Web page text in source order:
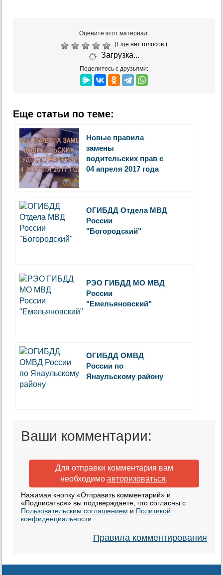
Оцените этот материал:
(Еще нет голосов.)
Загрузка...
Поделитесь с друзьями:
Еще статьи по теме:
Новые правила
замены
водительских прав с
04 апреля 2017 года
ОГИБДД Отдела МВД
России
"Богородский"
РЭО ГИБДД МО МВД
России
"Емельяновский"
ОГИБДД ОМВД
России по
Янаульскому району
Ваши комментарии:
Для отправки комментария вам
необходимо авторизоваться.
Нажимая кнопку «Отправить комментарий» и
«Подписаться» вы подтверждаете, что согласны с
Пользовательским соглашением и Политикой
конфиденциальности
Правила комментирования